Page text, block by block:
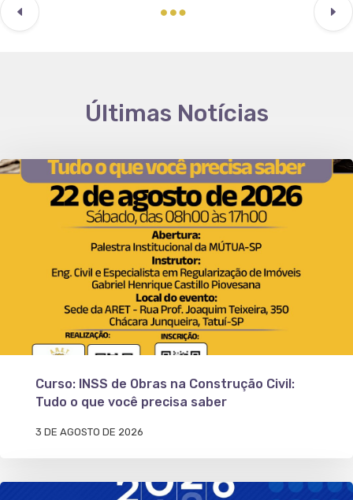
Últimas Notícias
Curso: INSS de Obras na Construção Civil:
Tudo o que você precisa saber
3 DE AGOSTO DE 2026